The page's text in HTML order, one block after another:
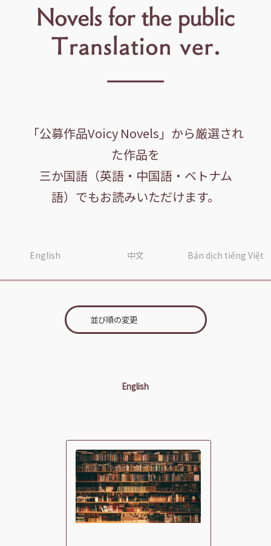
「公募作品Voicy Novels」から厳選され
た作品を
三か国語（英語・中国語・ベトナム
語）でもお読みいただけます。
English 中文 Bản dịch tiếng Việt
English